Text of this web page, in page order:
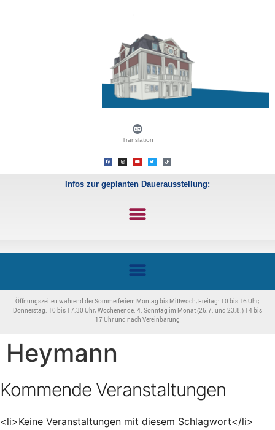
Translation
Infos zur geplanten Dauerausstellung:
Öffnungszeiten während der Sommerferien: Montag bis Mittwoch, Freitag: 10 bis 16 Uhr;
Donnerstag: 10 bis 17.30 Uhr; Wochenende: 4. Sonntag im Monat (26.7. und 23.8.) 14 bis
17 Uhr und nach Vereinbarung
Heymann
Kommende Veranstaltungen
<li>Keine Veranstaltungen mit diesem Schlagwort</li>